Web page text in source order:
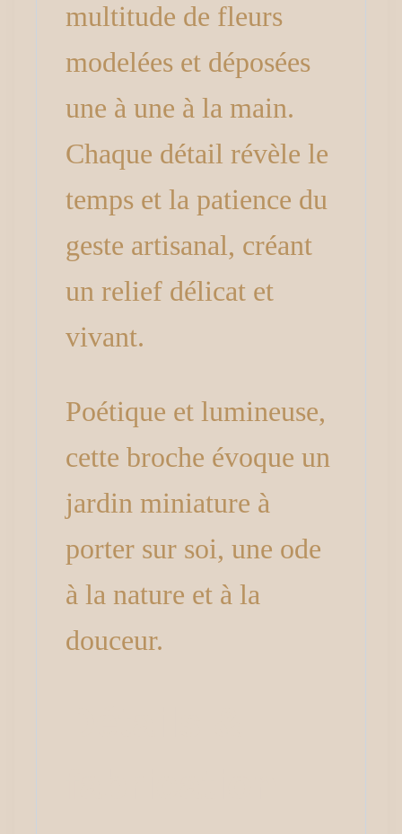
multitude de fleurs
modelées et déposées
une à une à la main.
Chaque détail révèle le
temps et la patience du
geste artisanal, créant
un relief délicat et
vivant.
Poétique et lumineuse,
cette broche évoque un
jardin miniature à
porter sur soi, une ode
à la nature et à la
douceur.